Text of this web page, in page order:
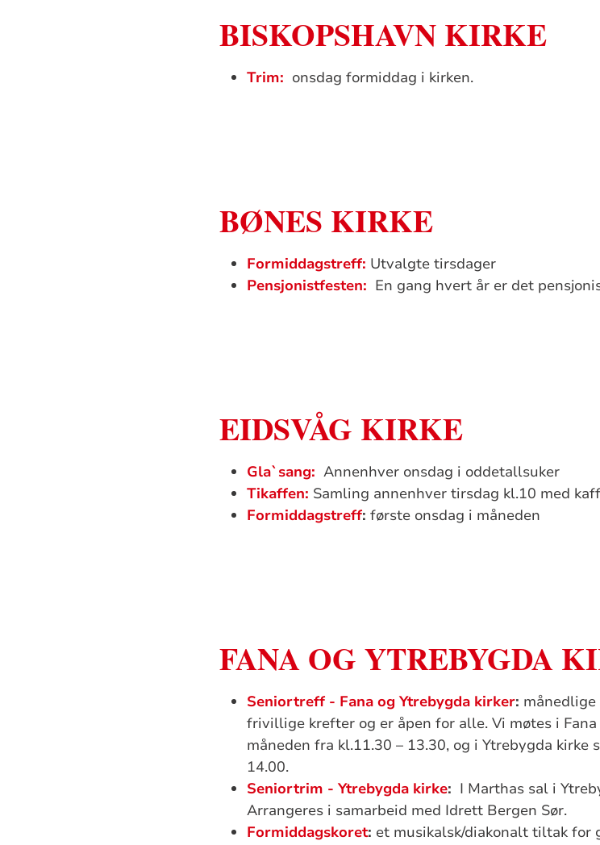
BISKOPSHAVN KIRKE
Trim: onsdag formiddag i kirken.
BØNES KIRKE
Formiddagstreff: Utvalgte tirsdager
Pensjonistfesten: En gang hvert år er det
EIDSVÅG KIRKE
Gla`sang: Annenhver onsdag i oddetallsuker
Tikaffen: Samling annenhver tirsdag kl.10 med
Formiddagstreff: første onsdag i måneden
FANA OG YTREBYGDA
Seniortreff - Fana og Ytrebygda kirker:
frivillige krefter og er åpen for alle. Vi møtes i
måneden fra kl.11.30 – 13.30, og i Ytrebygda
14.00.
Seniortrim - Ytrebygda kirke: I Marthas sal i
Arrangeres i samarbeid med Idrett Bergen Sør.
Formiddagskoret: et musikalsk/diakonalt tiltak for